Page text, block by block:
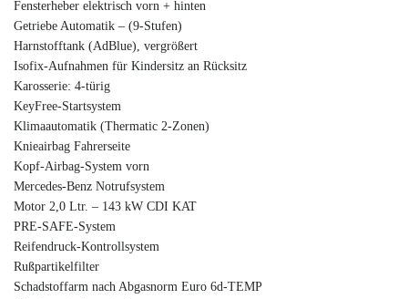
Fensterheber elektrisch vorn + hinten
Getriebe Automatik – (9-Stufen)
Harnstofftank (AdBlue), vergrößert
Isofix-Aufnahmen für Kindersitz an Rücksitz
Karosserie: 4-türig
KeyFree-Startsystem
Klimaautomatik (Thermatic 2-Zonen)
Knieairbag Fahrerseite
Kopf-Airbag-System vorn
Mercedes-Benz Notrufsystem
Motor 2,0 Ltr. – 143 kW CDI KAT
PRE-SAFE-System
Reifendruck-Kontrollsystem
Rußpartikelfilter
Schadstoffarm nach Abgasnorm Euro 6d-TEMP